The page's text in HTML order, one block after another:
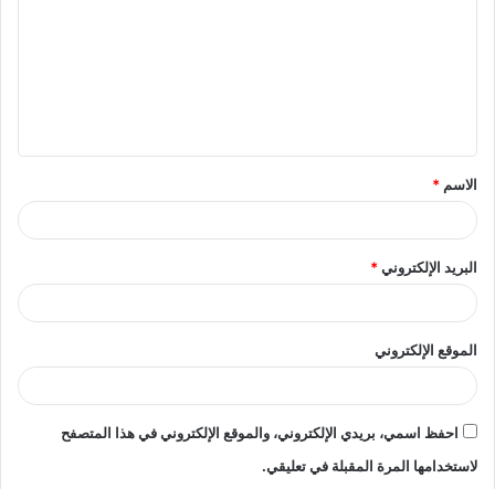
ق
*
الاسم *
البريد الإلكتروني*
الموقع الإلكتروني
احفظ اسمي، بريدي الإلكتروني، والموقع الإلكتروني في هذا المتصفح
لاستخدامها المرة المقبلة في تعليقي.